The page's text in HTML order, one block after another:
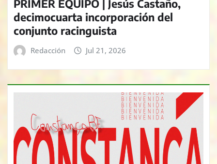
PRIMER EQUIPO | Jesús Castaño,
decimocuarta incorporación del
conjunto racinguista
Redacción Jul 21, 2026